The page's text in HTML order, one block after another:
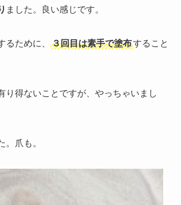
ました。良い感じです。
るために、 ３回目は素手で塗布すること
り得ないことですが、やっちゃいまし
。爪も。